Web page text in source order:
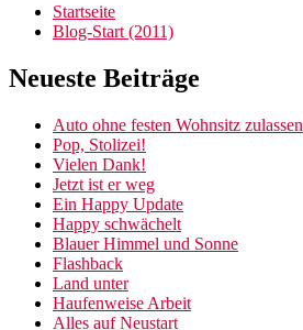
Startseite
Blog-Start (2011)
Neueste Beiträge
Auto ohne festen Wohnsitz zulassen
Pop, Stolizei!
Vielen Dank!
Jetzt ist er weg
Ein Happy Update
Happy schwächelt
Blauer Himmel und Sonne
Flashback
Land unter
Haufenweise Arbeit
Alles auf Neustart